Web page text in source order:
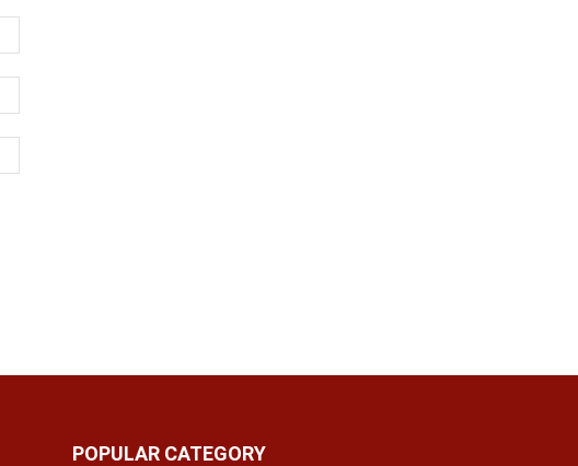
POPULAR CATEGORY